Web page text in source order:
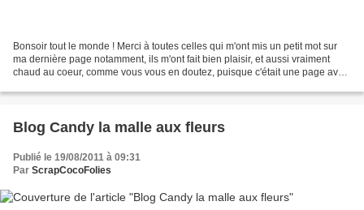
Bonsoir tout le monde ! Merci à toutes celles qui m'ont mis un petit mot sur
ma dernière page notamment, ils m'ont fait bien plaisir, et aussi vraiment
chaud au coeur, comme vous vous en doutez, puisque c'était une page avec
Blog Candy la malle aux fleurs
Publié le 19/08/2011 à 09:31
Par ScrapCocoFolies